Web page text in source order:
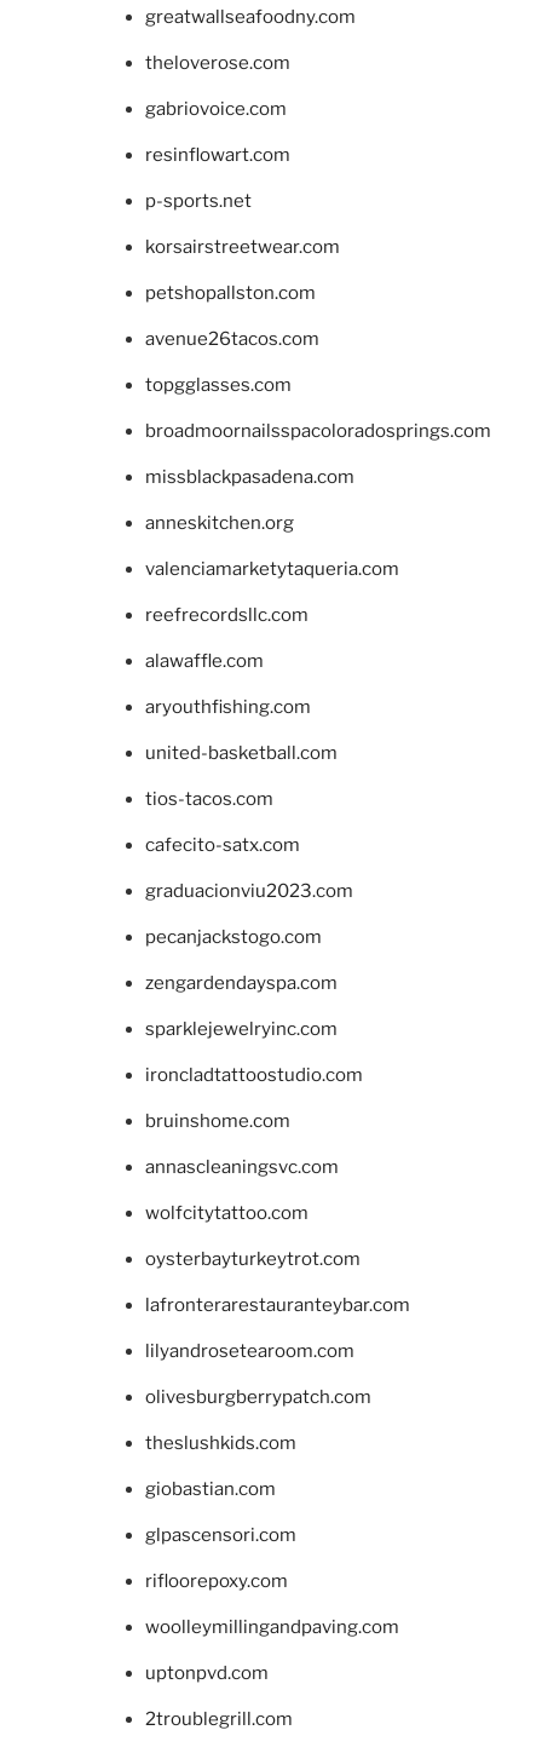
greatwallseafoodny.com
theloverose.com
gabriovoice.com
resinflowart.com
p-sports.net
korsairstreetwear.com
petshopallston.com
avenue26tacos.com
topgglasses.com
broadmoornailsspacoloradosprings.com
missblackpasadena.com
anneskitchen.org
valenciamarketytaqueria.com
reefrecordsllc.com
alawaffle.com
aryouthfishing.com
united-basketball.com
tios-tacos.com
cafecito-satx.com
graduacionviu2023.com
pecanjackstogo.com
zengardendayspa.com
sparklejewelryinc.com
ironcladtattoostudio.com
bruinshome.com
annascleaningsvc.com
wolfcitytattoo.com
oysterbayturkeytrot.com
lafronterarestauranteybar.com
lilyandrosetearoom.com
olivesburgberrypatch.com
theslushkids.com
giobastian.com
glpascensori.com
rifloorepoxy.com
woolleymillingandpaving.com
uptonpvd.com
2troublegrill.com